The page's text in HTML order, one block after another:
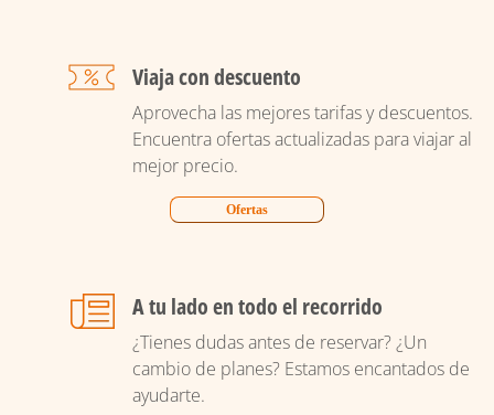
Viaja con descuento
Aprovecha las mejores tarifas y descuentos.
Encuentra ofertas actualizadas para viajar al
mejor precio.
Ofertas
A tu lado en todo el recorrido
¿Tienes dudas antes de reservar? ¿Un
cambio de planes? Estamos encantados de
ayudarte.